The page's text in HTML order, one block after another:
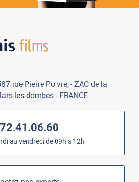
rue Pierre Poivre, - ZAC de la
les-dombes - FRANCE
au vendredi de 09h à 12h